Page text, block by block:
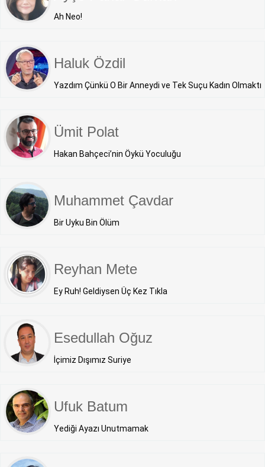
Ah Neo!
Haluk Özdil
Yazdım Çünkü O Bir Anneydi ve Tek Suçu Kadın Olmaktı
Ümit Polat
Hakan Bahçeci’nin Öykü Yoculuğu
Muhammet Çavdar
Bir Uyku Bin Ölüm
Reyhan Mete
Ey Ruh! Geldiysen Üç Kez Tıkla
Esedullah Oğuz
İçimiz Dışımız Suriye
Ufuk Batum
Yediği Ayazı Unutmamak